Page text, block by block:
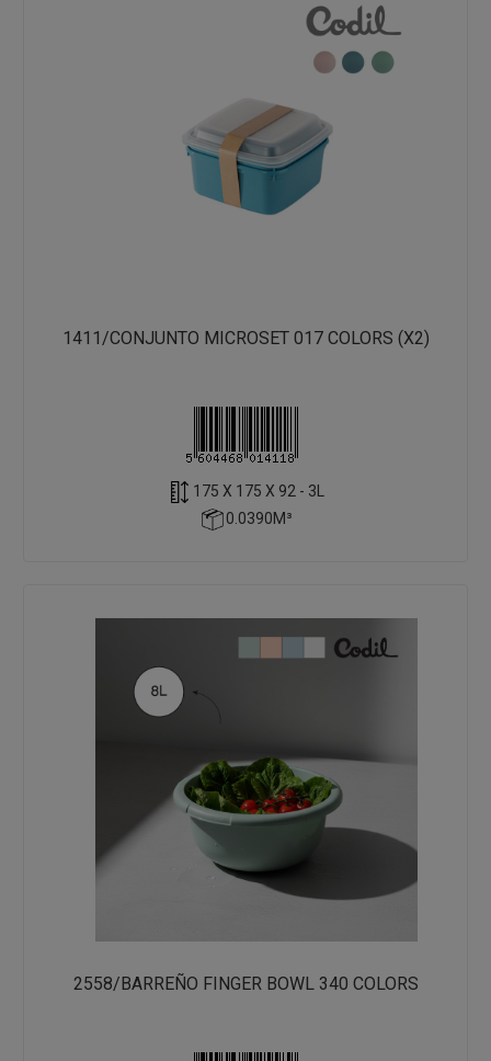
1411/CONJUNTO MICROSET 017 COLORS (X2)
175 X 175 X 92 - 3L
0.0390M³
2558/BARREÑO FINGER BOWL 340 COLORS